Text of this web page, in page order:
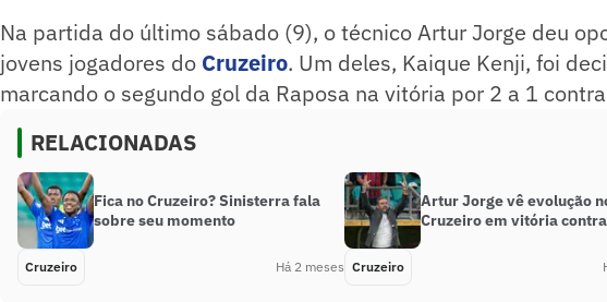
Na partida do último sábado (9), o técnico Artur Jorge deu
jovens jogadores do Cruzeiro. Um deles, Kaique Kenji, foi
marcando o segundo gol da Raposa na vitória por 2 a 1
RELACIONADAS
Fica no Cruzeiro? Sinisterra fala
sobre seu momento
Cruzeiro Há 2 meses
Artur Jorge vê evolução
Cruzeiro em vitória
Cruzeiro